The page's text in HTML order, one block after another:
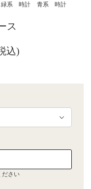
緑系 時計 青系 時計
ス
込)
ださい